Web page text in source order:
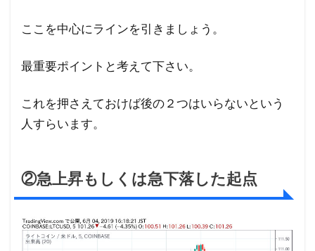
ここを中心にラインを引きましょう。
最重要ポイントと考えて下さい。
これを押さえておけば後の２つはいらないという
人すらいます。
②急上昇もしくは急下落した起点